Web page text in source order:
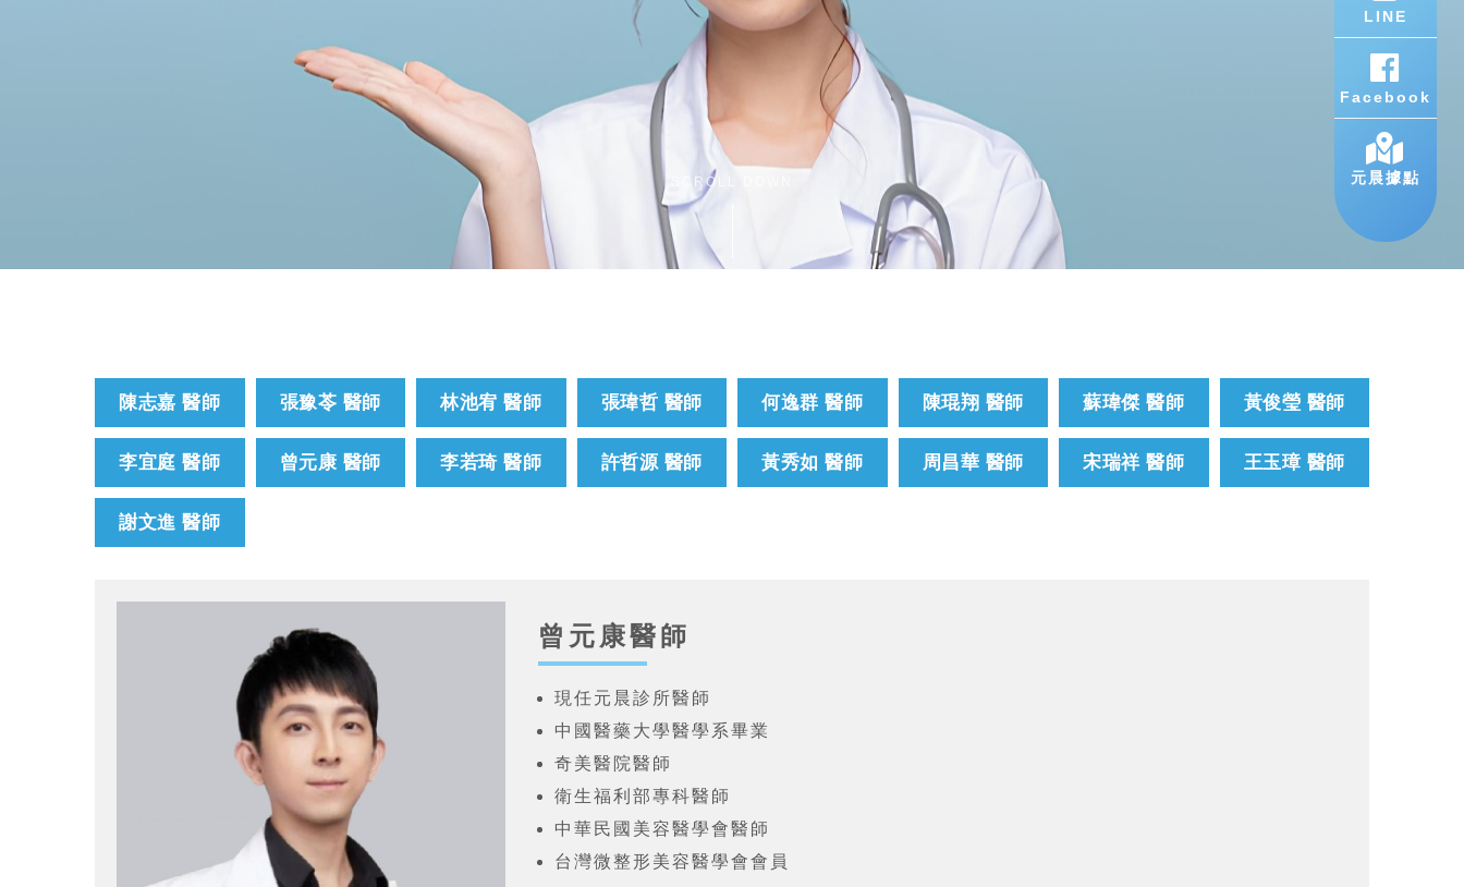
SCROLL DOWN
陳志嘉 醫師 張豫苓 醫師 林池宥 醫師 張瑋哲 醫師 何逸群 醫師 陳琨翔 醫師 蘇瑋傑 醫師 黃俊瑩 醫師
李宜庭 醫師 曾元康 醫師 李若琦 醫師 許哲源 醫師 黃秀如 醫師 周昌華 醫師 宋瑞祥 醫師 王玉璋 醫師
謝文進 醫師
曾元康醫師
現任元晨診所醫師
中國醫藥大學醫學系畢業
奇美醫院醫師
衛生福利部專科醫師
中華民國美容醫學會醫師
台灣微整形美容醫學會會員
LINE
Facebook
元晨據點